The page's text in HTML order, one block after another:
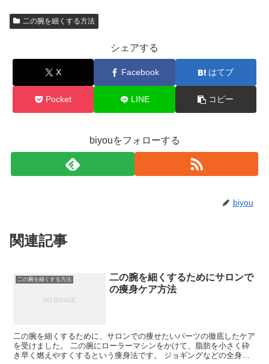
二の腕を細くする方法
シェアする
X Facebook はてブ
Pocket LINE コピー
biyouをフォローする
biyou
関連記事
二の腕を細くする方法
二の腕を細くするためにサロンで
の痩身ケア方法
二の腕を細くするために、サロンでの痩せたいパーツの徹底したケア
を受けました。 二の腕にローラーマシンをかけて、脂肪を小さく砕
き早く燃えやすくするという痩身法です。 ジョギングなどの全身運